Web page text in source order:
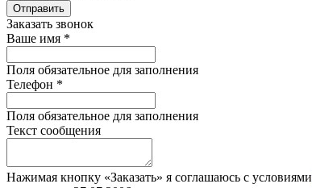
Отправить
Заказать звонок
Ваше имя *
Поля обязательное для заполнения
Телефон *
Поля обязательное для заполнения
Текст сообщения
Нажимая кнопку «Заказать» я соглашаюсь с условиями